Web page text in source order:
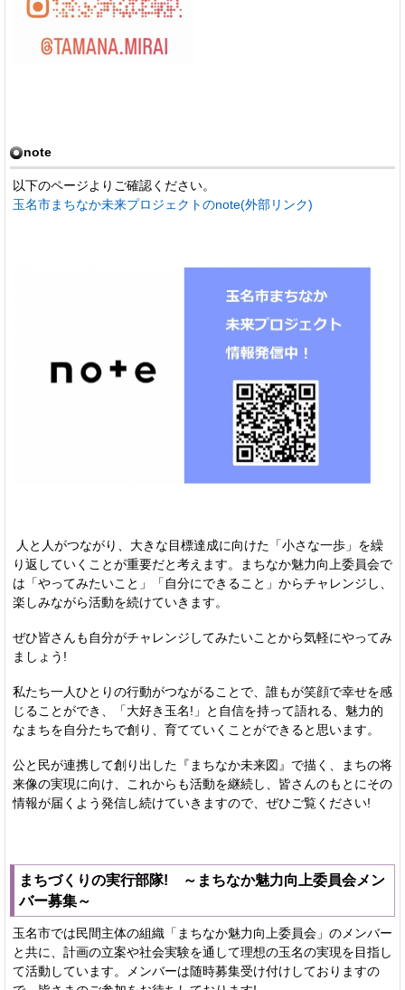
note
以下のページよりご確認ください。
玉名市まちなか未来プロジェクトのnote(外部リンク)
人と人がつながり、大きな目標達成に向けた「小さな一歩」を繰
り返していくことが重要だと考えます。まちなか魅力向上委員会で
は「やってみたいこと」「自分にできること」からチャレンジし、
楽しみながら活動を続けていきます。
ぜひ皆さんも自分がチャレンジしてみたいことから気軽にやってみ
ましょう!
私たち一人ひとりの行動がつながることで、誰もが笑顔で幸せを感
じることができ、「大好き玉名!」と自信を持って語れる、魅力的
なまちを自分たちで創り、育てていくことができると思います。
公と民が連携して創り出した『まちなか未来図』で描く、まちの将
来像の実現に向け、これからも活動を継続し、皆さんのもとにその
情報が届くよう発信し続けていきますので、ぜひご覧ください!
まちづくりの実行部隊! ～まちなか魅力向上委員会メン
バー募集～
玉名市では民間主体の組織「まちなか魅力向上委員会」のメンバー
と共に、計画の立案や社会実験を通して理想の玉名の実現を目指し
て活動しています。メンバーは随時募集受け付けしておりますの